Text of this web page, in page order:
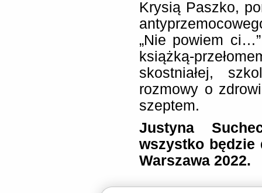
Krysią Paszko,
„Nie powiem
książką-
skostniałej,
rozmowy o
szeptem.
Justyna
wszystko będzie
Warszawa 2022.